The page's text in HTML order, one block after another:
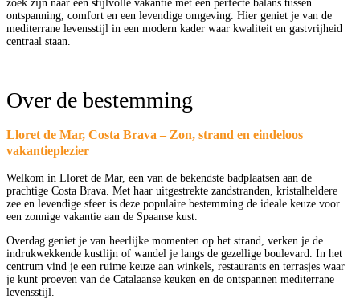
zoek zijn naar een stijlvolle vakantie met een perfecte balans tussen
ontspanning, comfort en een levendige omgeving. Hier geniet je van de
mediterrane levensstijl in een modern kader waar kwaliteit en gastvrijheid
centraal staan.
Over de bestemming
Lloret de Mar, Costa Brava – Zon, strand en eindeloos
vakantieplezier
Welkom in Lloret de Mar, een van de bekendste badplaatsen aan de
prachtige Costa Brava. Met haar uitgestrekte zandstranden, kristalheldere
zee en levendige sfeer is deze populaire bestemming de ideale keuze voor
een zonnige vakantie aan de Spaanse kust.
Overdag geniet je van heerlijke momenten op het strand, verken je de
indrukwekkende kustlijn of wandel je langs de gezellige boulevard. In het
centrum vind je een ruime keuze aan winkels, restaurants en terrasjes waar
je kunt proeven van de Catalaanse keuken en de ontspannen mediterrane
levensstijl.